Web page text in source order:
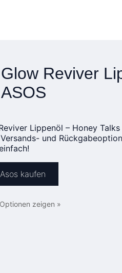
Reviver
Lippenöl – Honey
und
kaufen
zeigen »